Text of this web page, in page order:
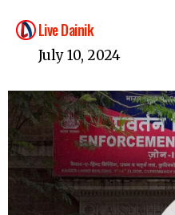
Live Dainik
July 10, 2024